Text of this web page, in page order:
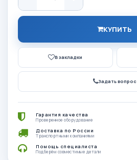
КУПИТЬ
В закладки
Задать вопрос
Гарантия качества
Проверенное оборудование
Доставка по России
Транспортными компаниями
Помощь специалиста
Подберём совместимые детали